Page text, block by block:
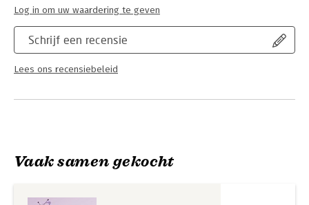
Schrijf een recensie
Lees ons recensiebeleid
Log in om uw waardering te geven
Vaak samen gekocht